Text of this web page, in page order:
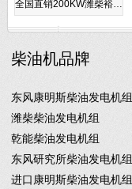
全国直销200KW潍柴裕…
柴油机品牌
东风康明斯柴油发电机组
潍柴柴油发电机组
乾能柴油发电机组
东风研究所柴油发电机组
进口康明斯柴油发电机组